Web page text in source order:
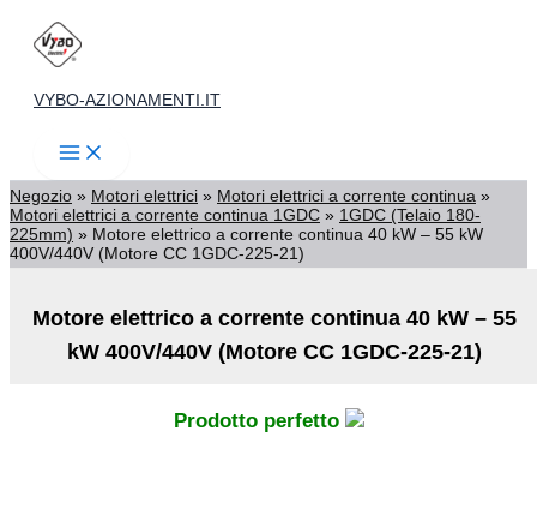
contenuto
VYBO-AZIONAMENTI.IT
Negozio » Motori elettrici » Motori elettrici a corrente continua »
Motori elettrici a corrente continua 1GDC » 1GDC (Telaio 180-
225mm) » Motore elettrico a corrente continua 40 kW – 55 kW
400V/440V (Motore CC 1GDC-225-21)
Motore elettrico a corrente continua 40 kW – 55
kW 400V/440V (Motore CC 1GDC-225-21)
Prodotto perfetto